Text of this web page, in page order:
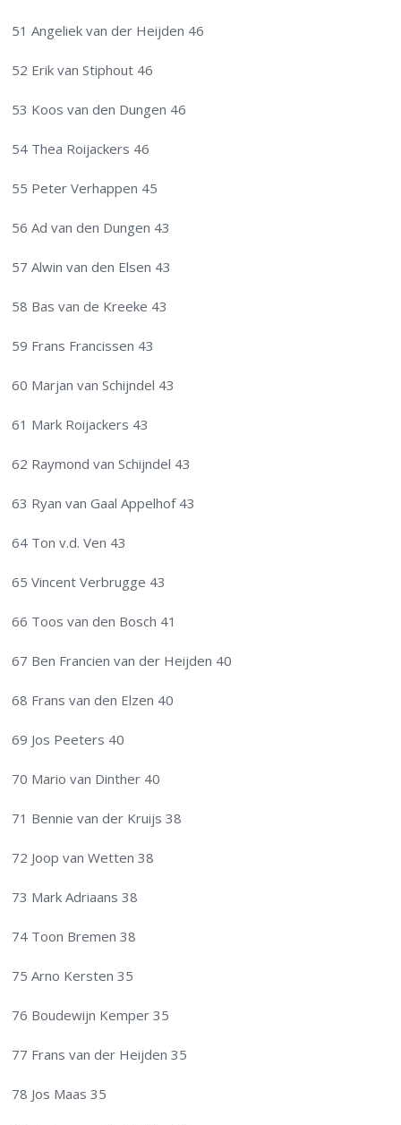
51 Angeliek van der Heijden 46
52 Erik van Stiphout 46
53 Koos van den Dungen 46
54 Thea Roijackers 46
55 Peter Verhappen 45
56 Ad van den Dungen 43
57 Alwin van den Elsen 43
58 Bas van de Kreeke 43
59 Frans Francissen 43
60 Marjan van Schijndel 43
61 Mark Roijackers 43
62 Raymond van Schijndel 43
63 Ryan van Gaal Appelhof 43
64 Ton v.d. Ven 43
65 Vincent Verbrugge 43
66 Toos van den Bosch 41
67 Ben Francien van der Heijden 40
68 Frans van den Elzen 40
69 Jos Peeters 40
70 Mario van Dinther 40
71 Bennie van der Kruijs 38
72 Joop van Wetten 38
73 Mark Adriaans 38
74 Toon Bremen 38
75 Arno Kersten 35
76 Boudewijn Kemper 35
77 Frans van der Heijden 35
78 Jos Maas 35